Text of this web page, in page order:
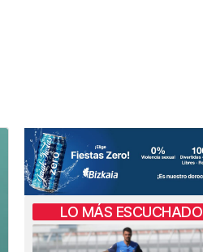
LO MÁS ESCUCHADO